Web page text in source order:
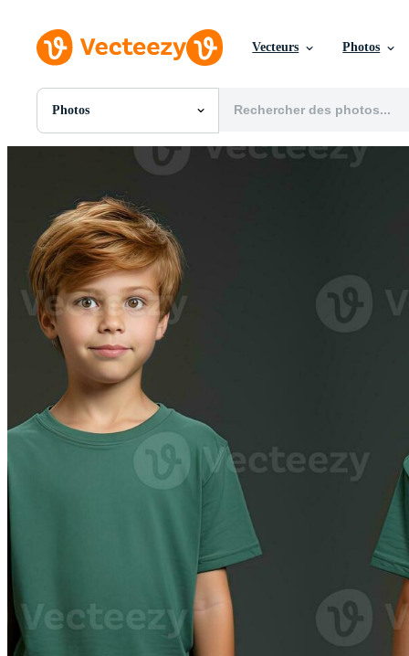
Vecteurs Photos
Photos
Toutes Images
SVGs
Modèles
Vecteurs
Vidéos
Motion graphics
Images Éditoriales
Événements Éditoriaux